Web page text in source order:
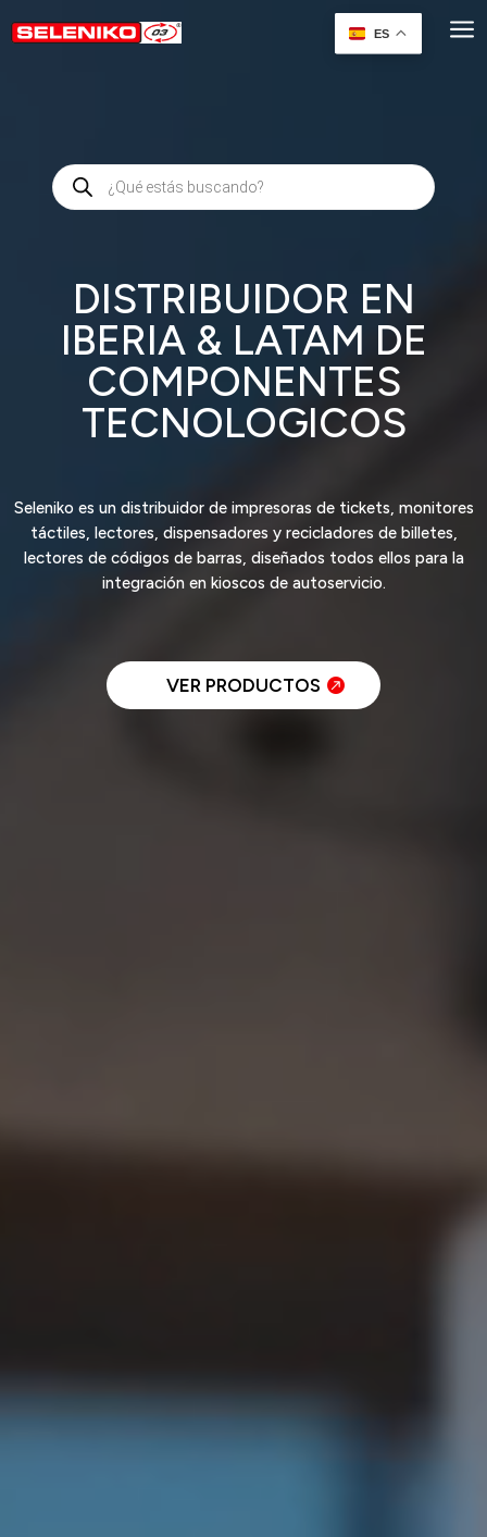
a
de
Búsqueda
de
productos
DISTRIBUIDOR EN
IBERIA & LATAM DE
COMPONENTES
TECNOLOGICOS
Seleniko es un distribuidor de impresoras de tickets, monitores
táctiles, lectores, dispensadores y recicladores de billetes,
lectores de códigos de barras, diseñados todos ellos para la
integración en kioscos de autoservicio.
VER PRODUCTOS
ES